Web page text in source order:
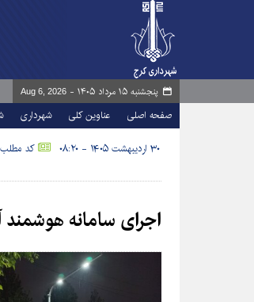
پنجشنبه ۱۵ مرداد ۱۴۰۵ - Aug 6, 2026
صفحه اصلی عناوین کلی شهرداری
۳۰ اردیبهشت ۱۴۰۵ - ۰۸:۲۰ کد مطلب:
اجرای سامانه هوشمند